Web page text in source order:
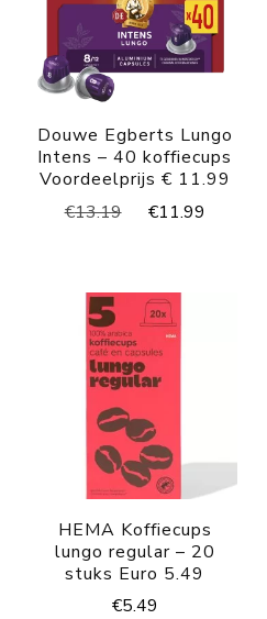
Douwe Egberts Lungo
Intens – 40 koffiecups
Voordeelprijs € 11.99
€13.19
Oorspronkelijke
€11.99
HEMA Koffiecups
lungo regular – 20
stuks Euro 5.49
€5.49